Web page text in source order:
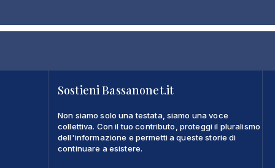
Sostieni Bassanonet.it
Non siamo solo una testata, siamo una voce
collettiva. Con il tuo contributo, proteggi il pluralismo
dell'informazione e permetti a queste storie di
continuare a esistere.